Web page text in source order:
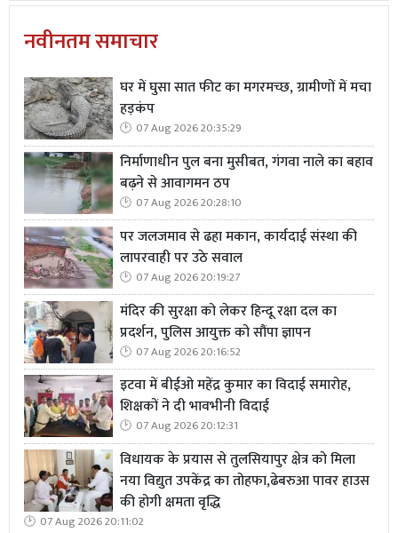
नवीनतम समाचार
घर में घुसा सात फीट का मगरमच्छ, ग्रामीणों में मचा
हड़कंप
07 Aug 2026 20:35:29
निर्माणाधीन पुल बना मुसीबत, गंगवा नाले का बहाव
बढ़ने से आवागमन ठप
07 Aug 2026 20:28:10
पर जलजमाव से ढहा मकान, कार्यदाई संस्था की
लापरवाही पर उठे सवाल
07 Aug 2026 20:19:27
मंदिर की सुरक्षा को लेकर हिन्दू रक्षा दल का
प्रदर्शन, पुलिस आयुक्त को सौंपा ज्ञापन
07 Aug 2026 20:16:52
इटवा में बीईओ महेंद्र कुमार का विदाई समारोह,
शिक्षकों ने दी भावभीनी विदाई
07 Aug 2026 20:12:31
विधायक के प्रयास से तुलसियापुर क्षेत्र को मिला
नया विद्युत उपकेंद्र का तोहफा,ढेबरुआ पावर हाउस
की होगी क्षमता वृद्धि
07 Aug 2026 20:11:02